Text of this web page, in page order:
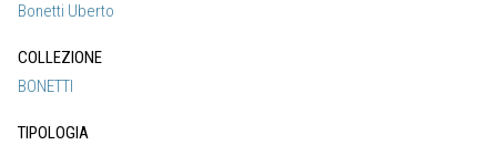
Bonetti Uberto
COLLEZIONE
BONETTI
TIPOLOGIA